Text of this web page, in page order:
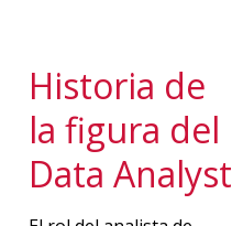
Historia de
la figura del
Data Analyst